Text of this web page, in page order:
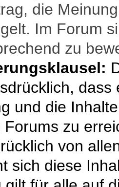
die
Im Forum
zu
und die
Forums zu
von
sich diese